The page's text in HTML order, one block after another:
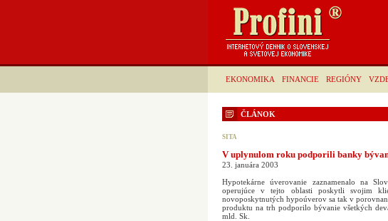
EKONOMIKA FINANCIE REGIÓNY
ČLÁNOK
SITA
V uplynulom roku podporili banky
23. januára 2003
Hypotekárne úverovanie zaznamenalo na
operujúce v tejto oblasti poskytli svojim
novoposkytnutých hypoúverov sa tak v
produktu na trh podporilo bývanie všetkých
mld. Sk.